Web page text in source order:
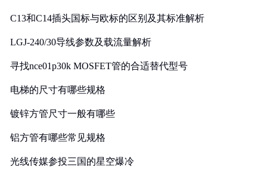
C13和C14插头国标与欧标的区别及其标准解析
LGJ-240/30导线参数及载流量解析
寻找nce01p30k MOSFET管的合适替代型号
电梯的尺寸有哪些规格
镀锌方管尺寸一般有哪些
铝方管有哪些常见规格
光线传媒参投三国的星空爆冷